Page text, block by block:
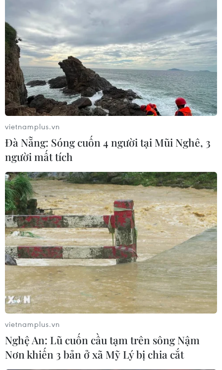
vietnamplus.vn
Đà Nẵng: Sóng cuốn 4 người tại Mũi Nghê, 3
người mất tích
vietnamplus.vn
Nghệ An: Lũ cuốn cầu tạm trên sông Nậm
Nơn khiến 3 bản ở xã Mỹ Lý bị chia cắt